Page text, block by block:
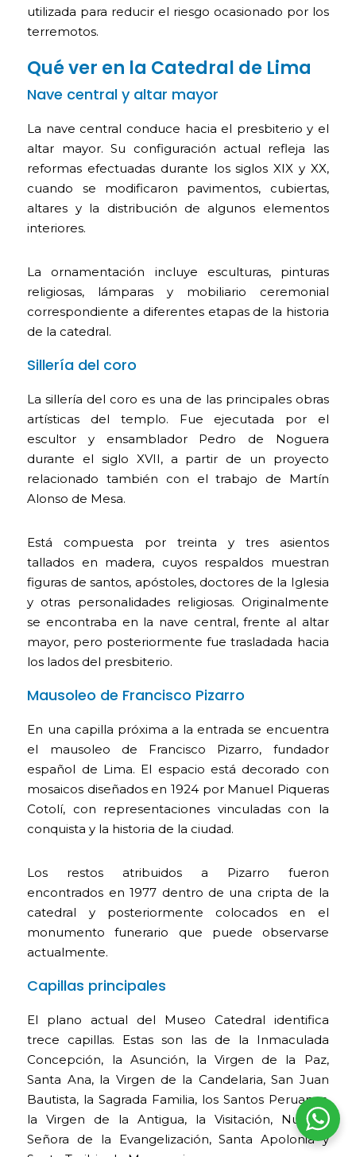
utilizada para reducir el riesgo ocasionado por los
terremotos.
Qué ver en la Catedral de Lima
Nave central y altar mayor
La nave central conduce hacia el presbiterio y el
altar mayor. Su configuración actual refleja las
reformas efectuadas durante los siglos XIX y XX,
cuando se modificaron pavimentos, cubiertas,
altares y la distribución de algunos elementos
interiores.
La ornamentación incluye esculturas, pinturas
religiosas, lámparas y mobiliario ceremonial
correspondiente a diferentes etapas de la historia
de la catedral.
Sillería del coro
La sillería del coro es una de las principales obras
artísticas del templo. Fue ejecutada por el
escultor y ensamblador Pedro de Noguera
durante el siglo XVII, a partir de un proyecto
relacionado también con el trabajo de Martín
Alonso de Mesa.
Está compuesta por treinta y tres asientos
tallados en madera, cuyos respaldos muestran
figuras de santos, apóstoles, doctores de la Iglesia
y otras personalidades religiosas. Originalmente
se encontraba en la nave central, frente al altar
mayor, pero posteriormente fue trasladada hacia
los lados del presbiterio.
Mausoleo de Francisco Pizarro
En una capilla próxima a la entrada se encuentra
el mausoleo de Francisco Pizarro, fundador
español de Lima. El espacio está decorado con
mosaicos diseñados en 1924 por Manuel Piqueras
Cotolí, con representaciones vinculadas con la
conquista y la historia de la ciudad.
Los restos atribuidos a Pizarro fueron
encontrados en 1977 dentro de una cripta de la
catedral y posteriormente colocados en el
monumento funerario que puede observarse
actualmente.
Capillas principales
El plano actual del Museo Catedral identifica
trece capillas. Estas son las de la Inmaculada
Concepción, la Asunción, la Virgen de la Paz,
Santa Ana, la Virgen de la Candelaria, San Juan
Bautista, la Sagrada Familia, los Santos Peruanos,
la Virgen de la Antigua, la Visitación, Nuestra
Señora de la Evangelización, Santa Apolonia y